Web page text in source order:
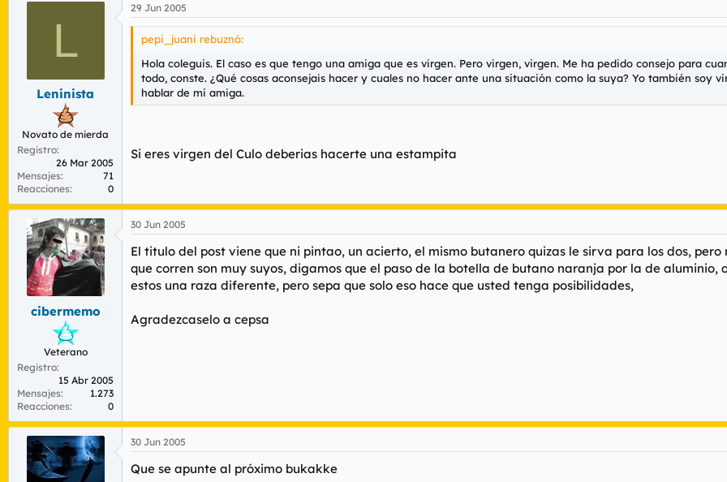
L
Leninista
Novato de mierda
Registro
26 Mar 2005
Mensajes
71
Reacciones
0
29 Jun 2005
pepi_juani rebuznó:
Hola coleguis. El caso es que tengo una amiga que es virgen. Pero virgen, virgen. Me ha pedido consejo para
todo, conste. ¿Qué cosas aconsejais hacer y cuales no hacer ante una situación como la suya? Yo también soy
hablar de mi amiga.
Si eres virgen del Culo deberias hacerte una estampita
cibermemo
Veterano
Registro
15 Abr 2005
Mensajes
1.273
Reacciones
0
30 Jun 2005
El titulo del post viene que ni pintao, un acierto, el mismo butanero quizas le sirva para los dos,
que corren son muy suyos, digamos que el paso de la botella de butano naranja por la de
estos una raza diferente, pero sepa que solo eso hace que usted tenga posibilidades,
Agradezcaselo a cepsa
30 Jun 2005
Que se apunte al próximo bukakke